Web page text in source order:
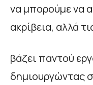
να μπορούμε να
ακρίβεια, αλλά
βάζει παντού
δημιουργώντας